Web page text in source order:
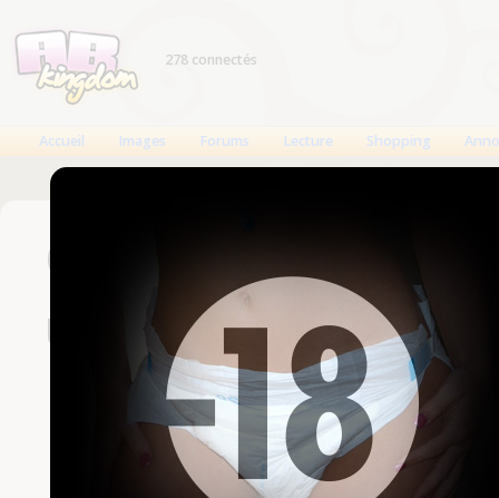
278 connectés
Accueil Images Forums Lecture Shopping
Connexion
Un compte est
Nom d'utilisateur
Mot de passe